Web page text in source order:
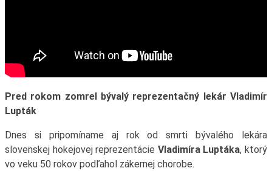
Pred rokom zomrel bývalý reprezentačný lekár Vladimír
Lupták
Dnes si pripomíname aj rok od smrti bývalého lekára
slovenskej hokejovej reprezentácie Vladimíra Luptáka, ktorý
vo veku 50 rokov podľahol zákernej chorobe.